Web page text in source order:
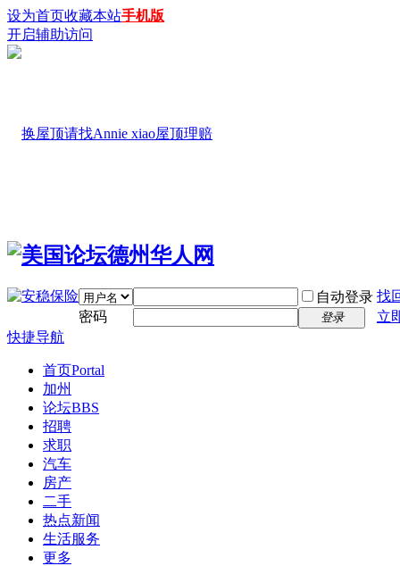
设为首页收藏本站手机版
开启辅助访问
自动登录 找
密码
登录
立
快捷导航
首页Portal
加州
论坛BBS
招聘
求职
汽车
房产
二手
热点新闻
生活服务
更多